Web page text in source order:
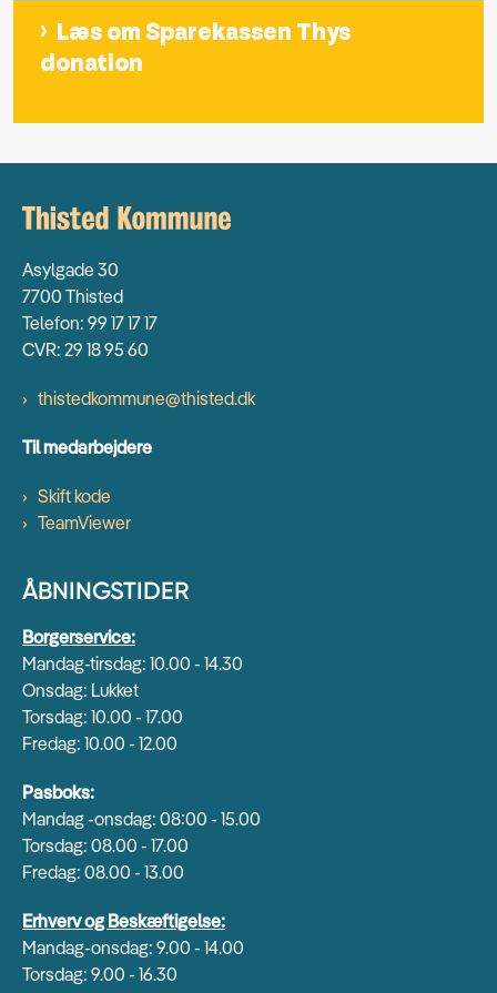
Læs om Sparekassen Thys
donation
Asylgade 30
7700 Thisted
Telefon: 99 17 17 17
CVR: 29 18 95 60
thistedkommune@thisted.dk
Til medarbejdere
Skift kode
TeamViewer
ÅBNINGSTIDER
Borgerservice:
Mandag-tirsdag: 10.00 - 14.30
Onsdag: Lukket
Torsdag: 10.00 - 17.00
Fredag: 10.00 - 12.00
Pasboks:
Mandag -onsdag: 08:00 - 15.00
Torsdag: 08.00 - 17.00
Fredag: 08.00 - 13.00
Erhverv og Beskæftigelse:
Mandag-onsdag: 9.00 - 14.00
Torsdag: 9.00 - 16.30